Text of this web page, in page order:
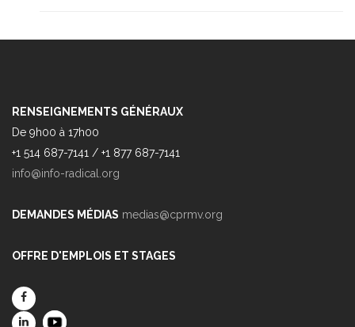
RENSEIGNEMENTS GÉNÉRAUX
De 9h00 à 17h00
+1 514 687-7141 / +1 877 687-7141
info@info-radical.org
DEMANDES MÉDIAS medias@cprmv.org
OFFRE D'EMPLOIS ET STAGES